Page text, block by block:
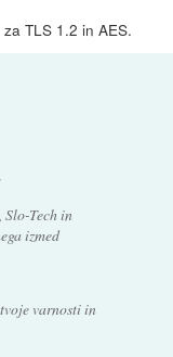
TLS 1.2 in AES.
Tech in
izmed
varnosti in